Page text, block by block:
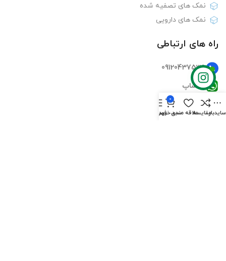
نمک های تصفیه شده
نمک های دارویی
راه های ارتباطی
09120437535
واتساپ
تلگرام
سایدبارمقایسهعلاقه مندی
0
سبد خریدفهرست